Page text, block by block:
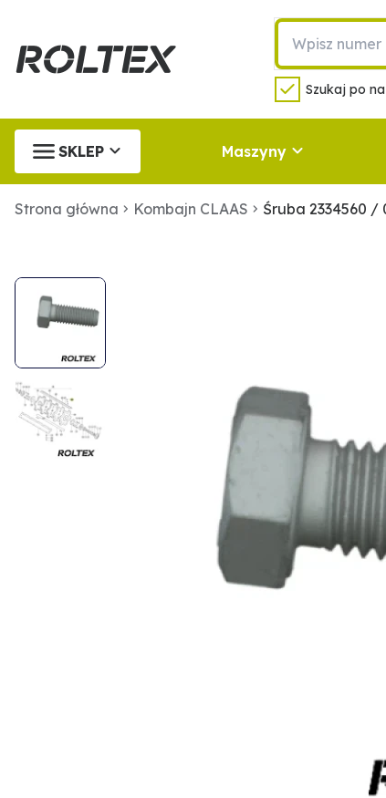
Szukaj po
SKLEP Maszyny
Strona główna Kombajn CLAAS Śruba 2334560 /